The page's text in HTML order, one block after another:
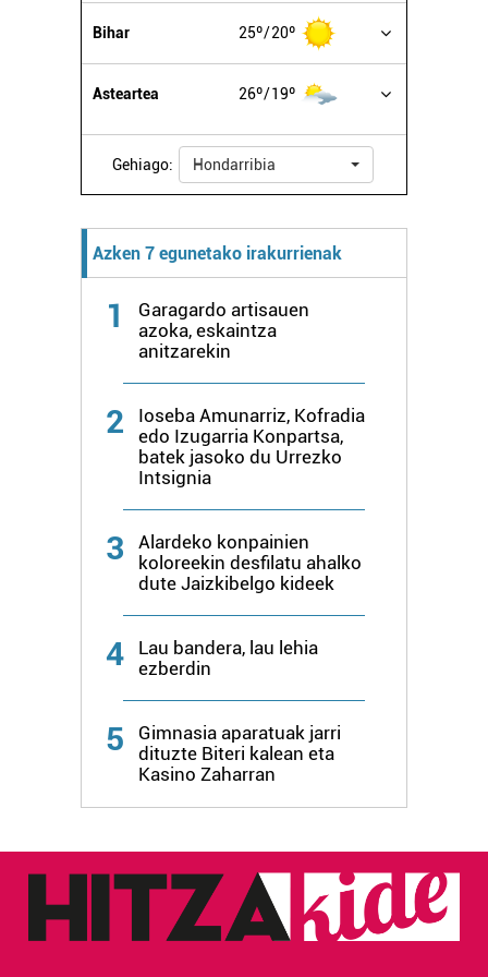
interes komertzial legitimoetan babesten dira. Ikusi gure
duten interes legitimoa eta horren aurka nola egin
dezakezun ikusteko.
Lortu zure datu pertsonalak prozesatzeko moduari
buruzko informazio gehiago eta ezarri zure lehentasunak
datuen atalean. Edozein unetan alda edo ken dezakezu
zure baimena Cookieen adierazpenean.
Webgune honek cookie propioak eta hirugarrenen cookie-
fitxategiak erabiltzen ditu. Zure esperientzia eta
zerbitzuak hobetzeko asmoz, cookie teknologiaz
baliatzen gara. Ohar hau onartuz gero, teknologia hori
erabiltzeko baimen esplizitua ematen diguzu.
Bihar 25º 20º
Asteartea 26º 19º
Gehiago: Hondarribia
Azken 7 egunetako irakurrienak
1
Garagardo artisauen
azoka, eskaintza
anitzarekin
2
Ioseba Amunarriz, Kofradia
edo Izugarria Konpartsa,
batek jasoko du Urrezko
Intsignia
3
Alardeko konpainien
koloreekin desfilatu ahalko
dute Jaizkibelgo kideek
4
Lau bandera, lau lehia
ezberdin
5
Gimnasia aparatuak jarri
dituzte Biteri kalean eta
Kasino Zaharran